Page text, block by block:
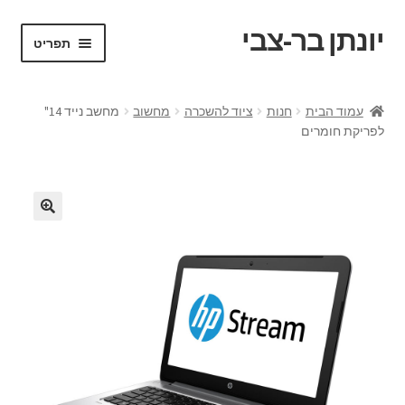
דלג
לניווט
לדלג
לתוכן
יונתן בר-צבי תפריט
Portfolio
אודות
בלוג ומדריכים
החשבון שלי
עמוד הבית חנות ציוד להשכרה מחשוב
מחשב נייד 14"
לפריקת חומרים